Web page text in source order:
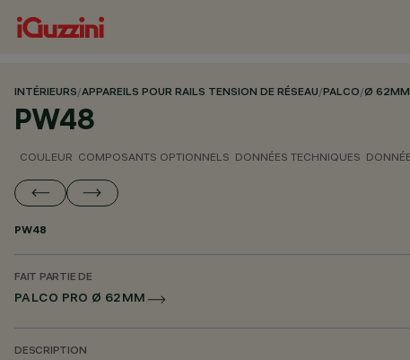
INTÉRIEURS/APPAREILS POUR RAILS TENSION DE RÉSEAU/PALCO/Ø 62MM
PW48
COULEUR COMPOSANTS OPTIONNELS DONNÉES TECHNIQUES
PW48
FAIT PARTIE DE
PALCO PRO Ø 62MM
DESCRIPTION